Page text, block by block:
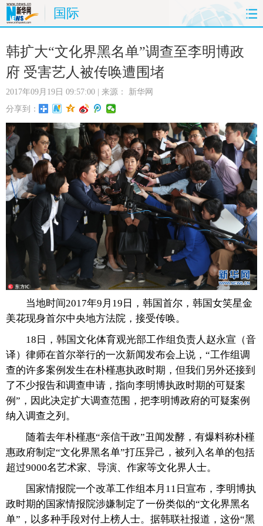
国际
首页 时政 国际 财经
娱乐 体育 人事
时尚 思客
港澳 台湾 华人 汽车
科技 能源 房产 公司
图片 视频 彩票 食品
旅游 健康 信息化 数据
金融 公益 军事 无人机
富媒体 摄影 新华广播
新华电视中文 新华电视英文
韩扩大“文化界黑名单”调查至李明博政
府 受害艺人被传唤遭围堵
2017年09月19日 09:57:00 | 来源： 新华网
分享到：
当地时间2017年9月19日，韩国首尔，韩国女笑星金
美花现身首尔中央地方法院，接受传唤。
18日，韩国文化体育观光部工作组负责人赵永宣（音
译）律师在首尔举行的一次新闻发布会上说，“工作组调
查的许多案例发生在朴槿惠执政时期，但我们另外还接到
了不少报告和调查申请，指向李明博执政时期的可疑案
例”，因此决定扩大调查范围，把李明博政府的可疑案例
纳入调查之列。
随着去年朴槿惠“亲信干政”丑闻发酵，有爆料称朴槿
惠政府制定“文化界黑名单”打压异己，被列入名单的包括
超过9000名艺术家、导演、作家等文化界人士。
国家情报院一个改革工作组本月11日宣布，李明博执
政时期的国家情报院涉嫌制定了一份类似的“文化界黑名
单”，以多种手段对付上榜人士。据韩联社报道，这份“黑